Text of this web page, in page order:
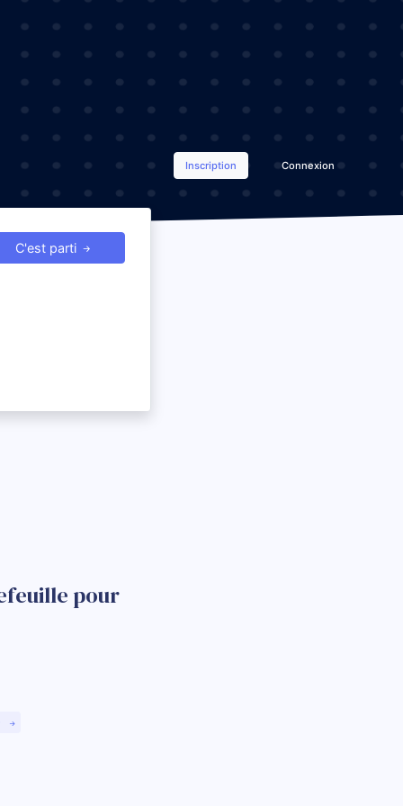
Inscription Connexion
C'est parti
pour